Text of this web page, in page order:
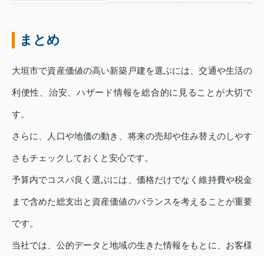
まとめ
大垣市で資産価値の高い新築戸建を選ぶには、交通や生活の
利便性、治安、ハザード情報を総合的に見ることが大切で
す。
さらに、人口や地価の動き、将来の売却や住み替えのしやす
さもチェックしておくと安心です。
予算内でコスパ良く選ぶには、価格だけでなく維持費や税金
まで含めた総支出と資産価値のバランスを考えることが重要
です。
当社では、公的データと地域の生きた情報をもとに、お客様